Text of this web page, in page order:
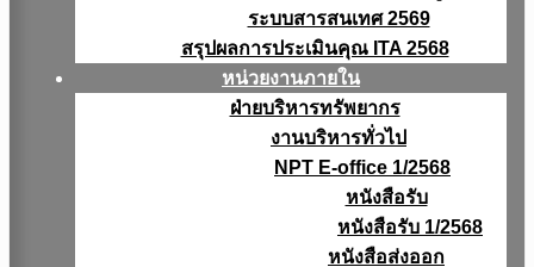
ระบบสารสนเทศ 2569
สรุปผลการประเมินคุณ ITA 2568
หน่วยงานภายใน
ฝ่ายบริหารทรัพยากร
งานบริหารทั่วไป
NPT E-office 1/2568
หนังสือรับ
หนังสือรับ 1/2568
หนังสือส่งออก